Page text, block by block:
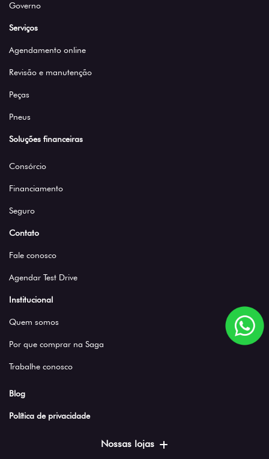
Governo
Serviços
Agendamento online
Revisão e manutenção
Peças
Pneus
Soluções financeiras
Consórcio
Financiamento
Seguro
Contato
Fale conosco
Agendar Test Drive
Institucional
Quem somos
Por que comprar na Saga
Trabalhe conosco
Blog
Política de privacidade
Nossas lojas